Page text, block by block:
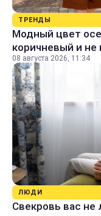
ТРЕНДЫ
Модный цвет
коричневый и не
08 августа 2026, 11:34
ЛЮДИ
Свекровь вас не